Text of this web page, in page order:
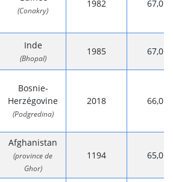
(Conakry)
1982 67,0
Inde
(Bhopal)
1985 67,0
Bosnie-
Herzégovine
(Podgredina)
2018 66,0
Afghanistan
(province de
Ghor)
1194 65,0